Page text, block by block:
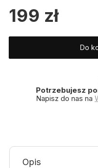
199 zł
Do
Potrzebujesz
Napisz do nas na
Opis